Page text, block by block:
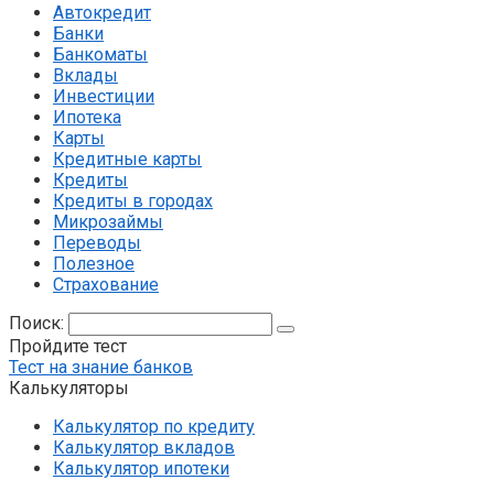
Автокредит
Банки
Банкоматы
Вклады
Инвестиции
Ипотека
Карты
Кредитные карты
Кредиты
Кредиты в городах
Микрозаймы
Переводы
Полезное
Страхование
Поиск:
Пройдите тест
Тест на знание банков
Калькуляторы
Калькулятор по кредиту
Калькулятор вкладов
Калькулятор ипотеки